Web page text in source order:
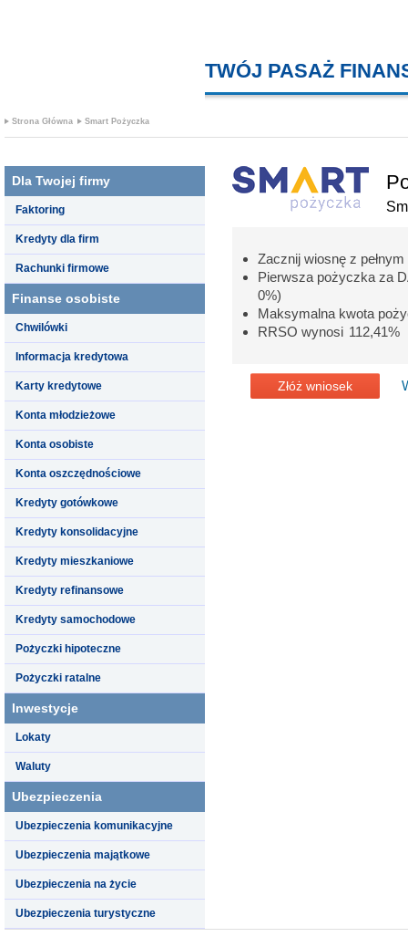
TWÓJ PASAŻ
Strona Główna Smart Pożyczka
Dla Twojej firmy
Faktoring
Kredyty dla firm
Rachunki firmowe
Finanse osobiste
Chwilówki
Informacja kredytowa
Karty kredytowe
Konta młodzieżowe
Konta osobiste
Konta oszczędnościowe
Kredyty gotówkowe
Kredyty konsolidacyjne
Kredyty mieszkaniowe
Kredyty refinansowe
Kredyty samochodowe
Pożyczki hipoteczne
Pożyczki ratalne
Inwestycje
Lokaty
Waluty
Ubezpieczenia
Ubezpieczenia komunikacyjne
Ubezpieczenia majątkowe
Ubezpieczenia na życie
Ubezpieczenia turystyczne
Zacznij wiosnę z
Pierwsza pożyczka za
0%)
Maksymalna kwota
RRSO wynosi 112,41%
Złóż wniosek